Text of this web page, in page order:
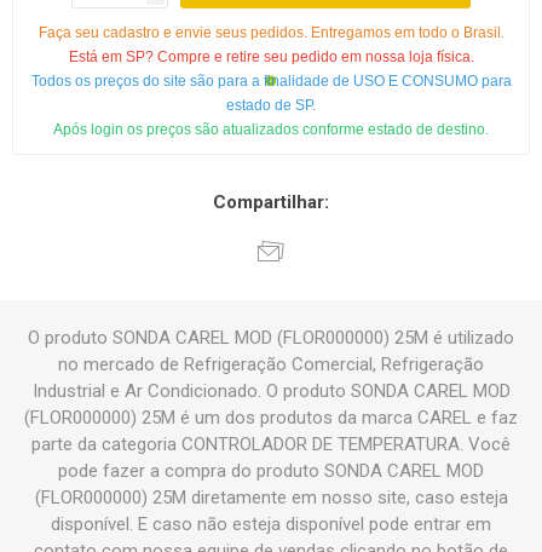
Faça seu cadastro e envie seus pedidos. Entregamos em todo o Brasil.
Está em SP? Compre e retire seu pedido em nossa loja física.
Todos os preços do site são para a finalidade de USO E CONSUMO para
estado de SP.
Após login os preços são atualizados conforme estado de destino.
Compartilhar:
O produto SONDA CAREL MOD (FLOR000000) 25M é utilizado
no mercado de Refrigeração Comercial, Refrigeração
Industrial e Ar Condicionado. O produto SONDA CAREL MOD
(FLOR000000) 25M é um dos produtos da marca CAREL e faz
parte da categoria CONTROLADOR DE TEMPERATURA. Você
pode fazer a compra do produto SONDA CAREL MOD
(FLOR000000) 25M diretamente em nosso site, caso esteja
disponível. E caso não esteja disponível pode entrar em